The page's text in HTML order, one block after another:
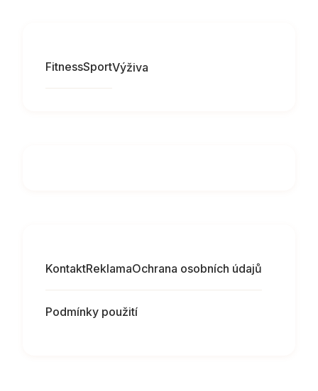
FitnessSportVýživa
KontaktReklamaOchrana osobních údajů
Podmínky použití